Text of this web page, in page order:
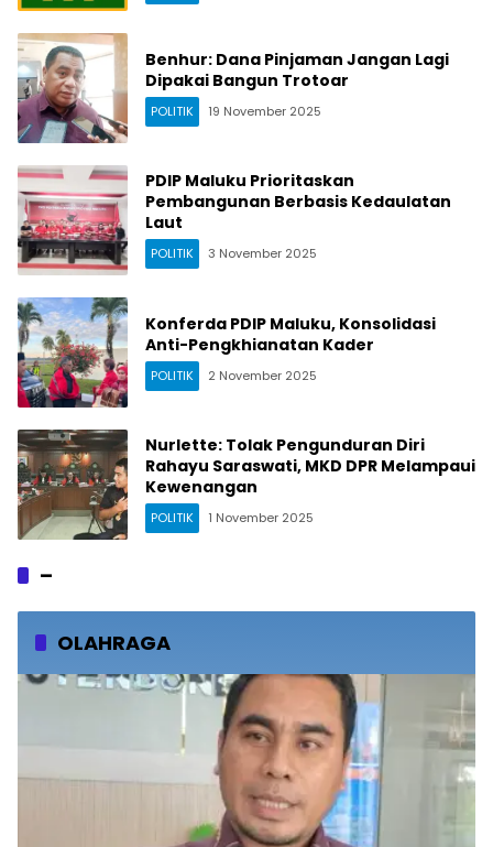
Benhur: Dana Pinjaman Jangan Lagi
Dipakai Bangun Trotoar
POLITIK 19 November 2025
PDIP Maluku Prioritaskan
Pembangunan Berbasis Kedaulatan
Laut
POLITIK 3 November 2025
Konferda PDIP Maluku, Konsolidasi
Anti-Pengkhianatan Kader
POLITIK 2 November 2025
Nurlette: Tolak Pengunduran Diri
Rahayu Saraswati, MKD DPR Melampaui
Kewenangan
POLITIK 1 November 2025
–
OLAHRAGA